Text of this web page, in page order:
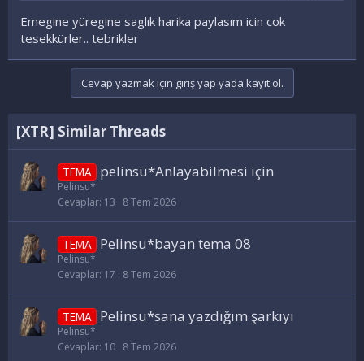
Emegine yüregine saglık harika paylasım icin cok
tesekkürler.. tebrikler
Cevap yazmak için giriş yap yada kayıt ol.
[XTR] Similar Threads
TEMA pelinsu*Anlayabilmesi için
Pelinsu*
Cevaplar 13 8 Tem 2026
TEMA Pelinsu*bayan tema 08
Pelinsu*
Cevaplar 17 8 Tem 2026
TEMA Pelinsu*sana yazdığım şarkıyı
Pelinsu*
Cevaplar 10 8 Tem 2026